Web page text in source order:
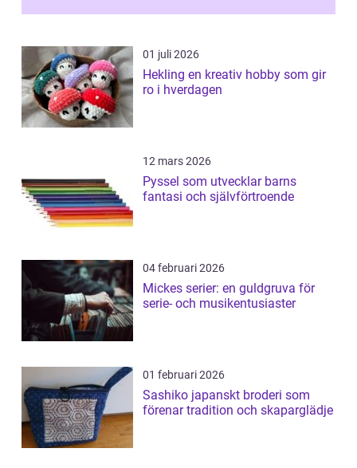
01 juli 2026
Hekling en kreativ hobby som gir
ro i hverdagen
12 mars 2026
Pyssel som utvecklar barns
fantasi och självförtroende
04 februari 2026
Mickes serier: en guldgruva för
serie- och musikentusiaster
01 februari 2026
Sashiko japanskt broderi som
förenar tradition och skaparglädje